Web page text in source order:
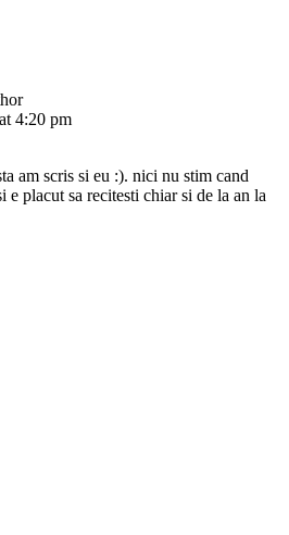
4:20 pm
am scris si eu :). nici nu stim cand
e placut sa recitesti chiar si de la an la